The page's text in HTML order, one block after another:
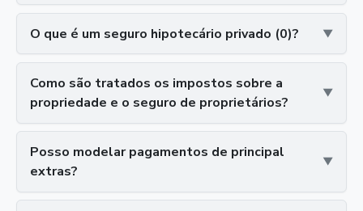
O que é um seguro hipotecário privado (0)?
Como são tratados os impostos sobre a
propriedade e o seguro de proprietários?
Posso modelar pagamentos de principal
extras?